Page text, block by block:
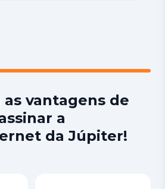
as vantagens de
a
da Júpiter!